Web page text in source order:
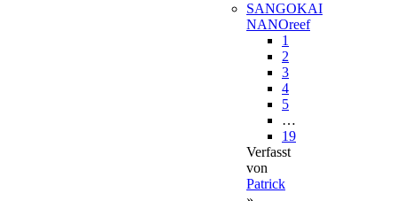
SANGOKAI
NANOreef
1
2
3
4
5
…
19
Verfasst
von
Patrick